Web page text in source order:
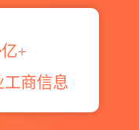
亿+
工商信息